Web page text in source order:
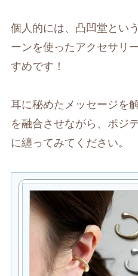
個人的には、凸凹堂とい
ーンを使ったアクセサリ
すめです！
耳に秘めたメッセージを
を融合させながら、ポジ
に纏ってみてください。